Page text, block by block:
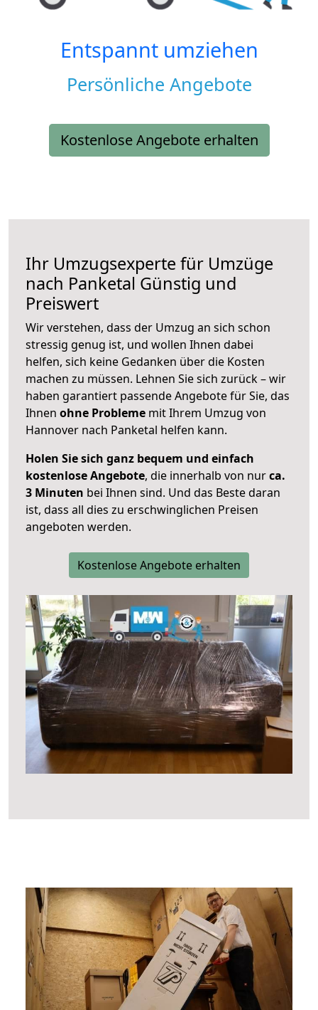
Entspannt umziehen
Persönliche Angebote
Kostenlose Angebote erhalten
Ihr Umzugsexperte für Umzüge
nach Panketal Günstig und
Preiswert
Wir verstehen, dass der Umzug an sich schon
stressig genug ist, und wollen Ihnen dabei
helfen, sich keine Gedanken über die Kosten
machen zu müssen. Lehnen Sie sich zurück – wir
haben garantiert passende Angebote für Sie, das
Ihnen ohne Probleme mit Ihrem Umzug von
Hannover nach Panketal helfen kann.
Holen Sie sich ganz bequem und einfach
kostenlose Angebote, die innerhalb von nurca.
3 Minuten bei Ihnen sind. Und das Beste daran
ist, dass all dies zu erschwinglichen Preisen
angeboten werden.
Kostenlose Angebote erhalten